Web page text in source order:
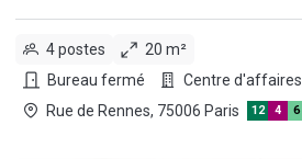
4 postes
20 m²
Bureau fermé
Centre d'affaires
Rue de Rennes, 75006 Paris
12 4 6